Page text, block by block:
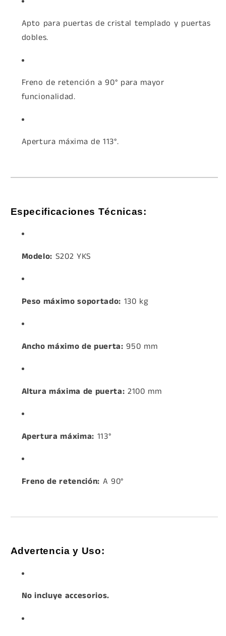
Apto para puertas de cristal templado y puertas
dobles.
Freno de retención a 90° para mayor
funcionalidad.
Apertura máxima de 113°.
Especificaciones Técnicas:
Modelo: S202 YKS
Peso máximo soportado: 130 kg
Ancho máximo de puerta: 950 mm
Altura máxima de puerta: 2100 mm
Apertura máxima: 113°
Freno de retención: A 90°
Advertencia y Uso:
No incluye accesorios.